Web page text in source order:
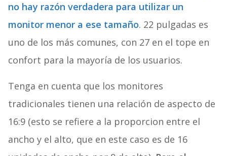
no hay razón verdadera para utilizar un
monitor menor a ese tamaño. 22 pulgadas es
uno de los más comunes, con 27 en el tope en
confort para la mayoría de los usuarios.
Tenga en cuenta que los monitores
tradicionales tienen una relación de aspecto de
16:9 (esto se refiere a la proporcion entre el
ancho y el alto, que en este caso es de 16